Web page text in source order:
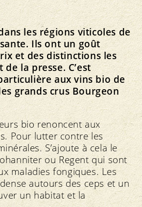
médiation
bio près de chez vous
bio
les régions viticoles de
Ils ont un goût
et des distinctions les
la presse. C’est
aux vins bio de
grands crus Bourgeon
bio renoncent aux
Pour lutter contre les
S’ajoute à cela le
ou Regent qui sont
maladies fongiques. Les
autours des ceps et un
un habitat et la